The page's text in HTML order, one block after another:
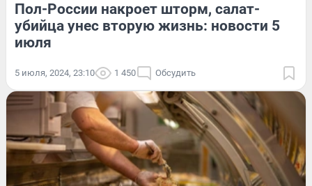
Пол-России накроет шторм, салат-
убийца унес вторую жизнь: новости 5
июля
5 июля, 2024, 23:10 1 450 Обсудить